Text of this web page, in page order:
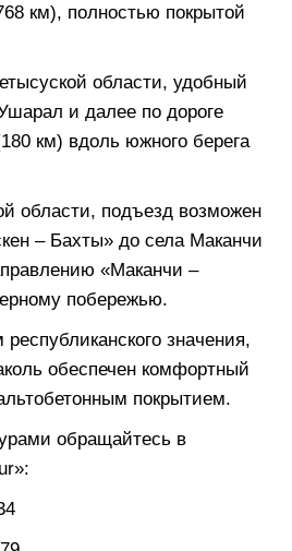
км), полностью покрытой
области, удобный
и далее по дороге
км) вдоль южного берега
области, подъезд возможен
– Бахты» до села Маканчи
«Маканчи –
побережью.
значения,
обеспечен комфортный
покрытием.
обращайтесь в